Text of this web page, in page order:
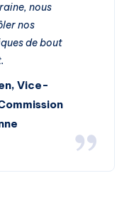
nous
nos
de bout
Vice-